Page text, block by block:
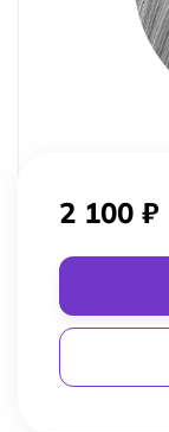
2 100 ₽